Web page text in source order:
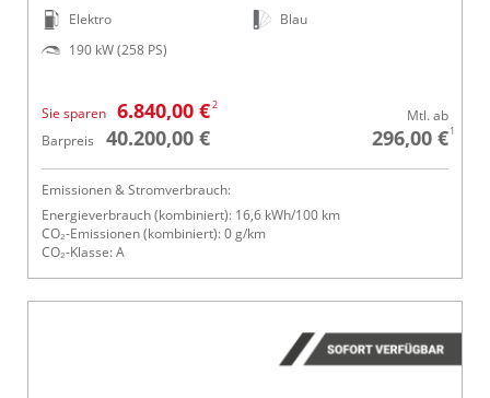
Elektro
190 kW (258 PS)
Blau
Sie sparen 6.840,00 €2
Barpreis 40.200,00 €
Mtl. ab
296,00 €1
Emissionen & Stromverbrauch:
Energieverbrauch (kombiniert): 16,6 kWh/100 km
CO₂-Emissionen (kombiniert): 0 g/km
CO₂-Klasse: A